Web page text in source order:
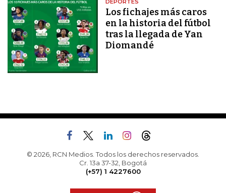
DEPORTES
Los fichajes más caros
en la historia del fútbol
tras la llegada de Yan
Diomandé
© 2026, RCN Medios. Todos los derechos reservados.
Cr. 13a 37-32, Bogotá
(+57) 1 4227600